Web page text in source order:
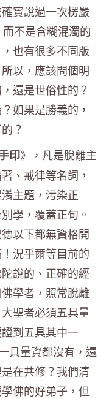
實說過一次楞嚴
而不是含糊混濁的
也有很多不同版
以， 應該問個明
還是世俗性的？
如果是勝義的，
？
印》，凡是脫離主
、戒律等名詞，
主題，污染正
學， 覆蓋正句。
以下都無資格開
況乎爾等目前的
說的、正確的經
學者，照常脫離
大聖者必須五具量
到五具其中一
具量資都沒有，還
在共修？我們清
佛的好弟子， 但